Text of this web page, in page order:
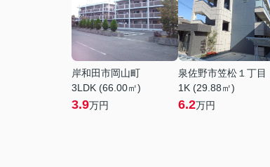
岸和田市岡山町
3LDK (66.00㎡)
3.9万円
泉佐野市笠松１丁目
1K (29.88㎡)
6.2万円